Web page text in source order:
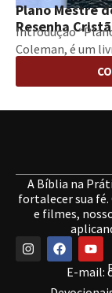
Plano Mestre
Resenha
Introdução
Coleman, é um
A Bíblia na
fortalecer sua
e filmes,
E-mail: